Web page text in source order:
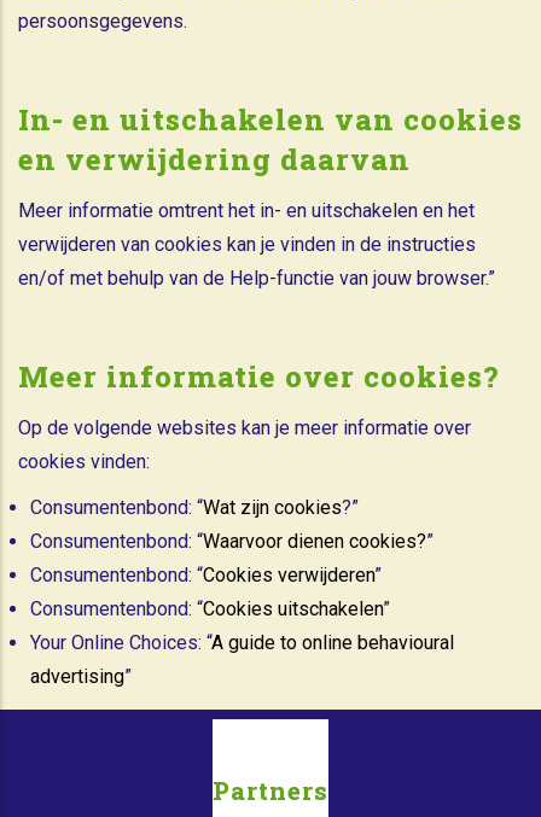
persoonsgegevens.
In- en uitschakelen van cookies
en verwijdering daarvan
Meer informatie omtrent het in- en uitschakelen en het
verwijderen van cookies kan je vinden in de instructies
en/of met behulp van de Help-functie van jouw browser.”
Meer informatie over cookies?
Op de volgende websites kan je meer informatie over
cookies vinden:
Consumentenbond: “Wat zijn cookies?”
Consumentenbond: “Waarvoor dienen cookies?”
Consumentenbond: “Cookies verwijderen”
Consumentenbond: “Cookies uitschakelen”
Your Online Choices: “A guide to online behavioural
advertising”
Partners